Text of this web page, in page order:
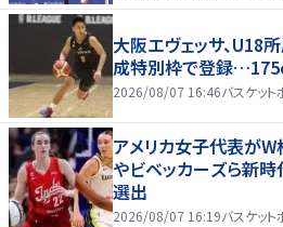
大阪エヴェッサ、U18
成特別枠で登録
2026/08/07 16:46バスケット
アメリカ女子代表が
やビベッカーズら新
選出
2026/08/07 16:19バスケット